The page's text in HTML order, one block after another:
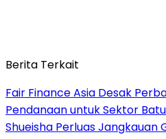
Berita Terkait
Fair Finance Asia Desak
Pendanaan untuk Sektor Batu
Shueisha Perluas Jangkauan